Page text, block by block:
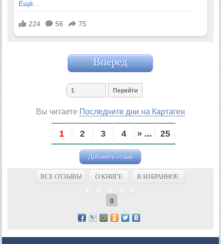
Вперед
Вы читаете Последните дни на Картаген
1 2 3 4 » ... 25
Добавить отзыв
ВСЕ ОТЗЫВЫ О КНИГЕ В ИЗБРАННОЕ
0